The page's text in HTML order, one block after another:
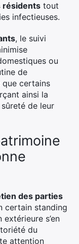
résidents tout
infectieuses.
, le suivi
ou
de
certains
ainsi la
de leur
des parties
certain standing
s’en
du
attention